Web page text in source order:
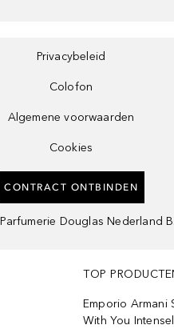
Privacybeleid
Colofon
Algemene voorwaarden
Cookies
CONTRACT ONTBINDEN
Parfumerie Douglas Nederland
TOP
Emporio Armani
With You